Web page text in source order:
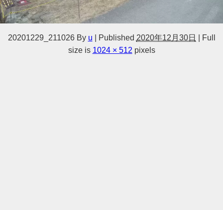
20201229_211026 By u Published 2020年12月30日
Full
size is 1024 × 512 pixels